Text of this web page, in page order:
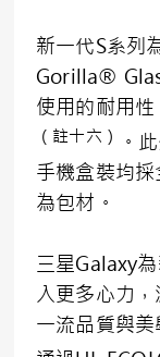
新一代S系列
Gorilla®
使用的耐用
（註十六）
。
手機盒裝均
為包材。
三星Galaxy
入更多心力
一流品質與